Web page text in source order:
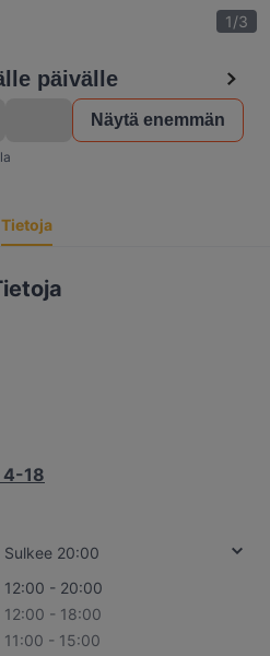
1/3
päivälle
Näytä enemmän
Tietoja
4-18
Sulkee 20:00
12:00 - 20:00
12:00 - 18:00
11:00 - 15:00